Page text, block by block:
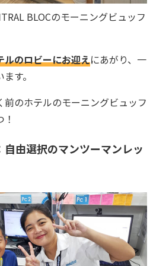
BLOCのモーニングビュッフ
ルのロビーにお迎えにあがり、一
す。
前のホテルのモーニングビュッフ
由選択のマンツーマンレッ